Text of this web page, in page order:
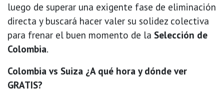
luego de superar una exigente fase de eliminación
directa y buscará hacer valer su solidez colectiva
para frenar el buen momento de la Selección de
Colombia.
Colombia vs Suiza ¿A qué hora y dónde ver
GRATIS?